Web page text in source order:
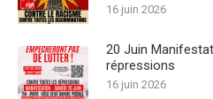
16 juin 2026
20 Juin
répressions
16 juin 2026